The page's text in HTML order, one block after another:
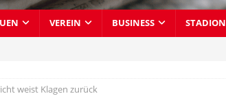
VEREIN BUSINESS STADION
weist Klagen zurück